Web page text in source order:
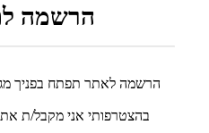
הרשמה
הרשמה לאתר תפתח בפניך
בהצטרפותי אני מקבל/ת את